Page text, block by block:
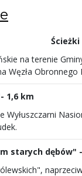
na terenie
Węzła Obronnego
1,6 km
Wyłuszczarni
starych dębów"